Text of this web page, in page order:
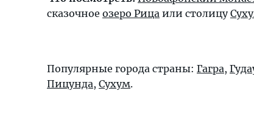
сказочное озеро Рица или столицу
Популярные города страны: Гагра,
Пицунда, Сухум.